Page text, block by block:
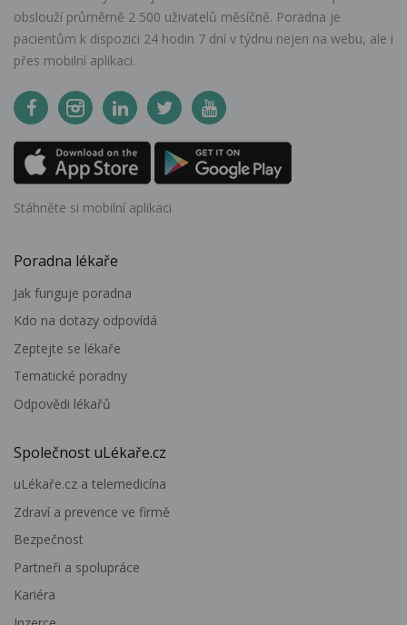
obslouží průměrně 2 500 uživatelů měsíčně. Poradna je
pacientům k dispozici 24 hodin 7 dní v týdnu nejen na webu, ale i
přes mobilní aplikaci.
Stáhněte si mobilní aplikaci
Poradna lékaře
Jak funguje poradna
Kdo na dotazy odpovídá
Zeptejte se lékaře
Tematické poradny
Odpovědi lékařů
Společnost uLékaře.cz
uLékaře.cz a telemedicína
Zdraví a prevence ve firmě
Bezpečnost
Partneři a spolupráce
Kariéra